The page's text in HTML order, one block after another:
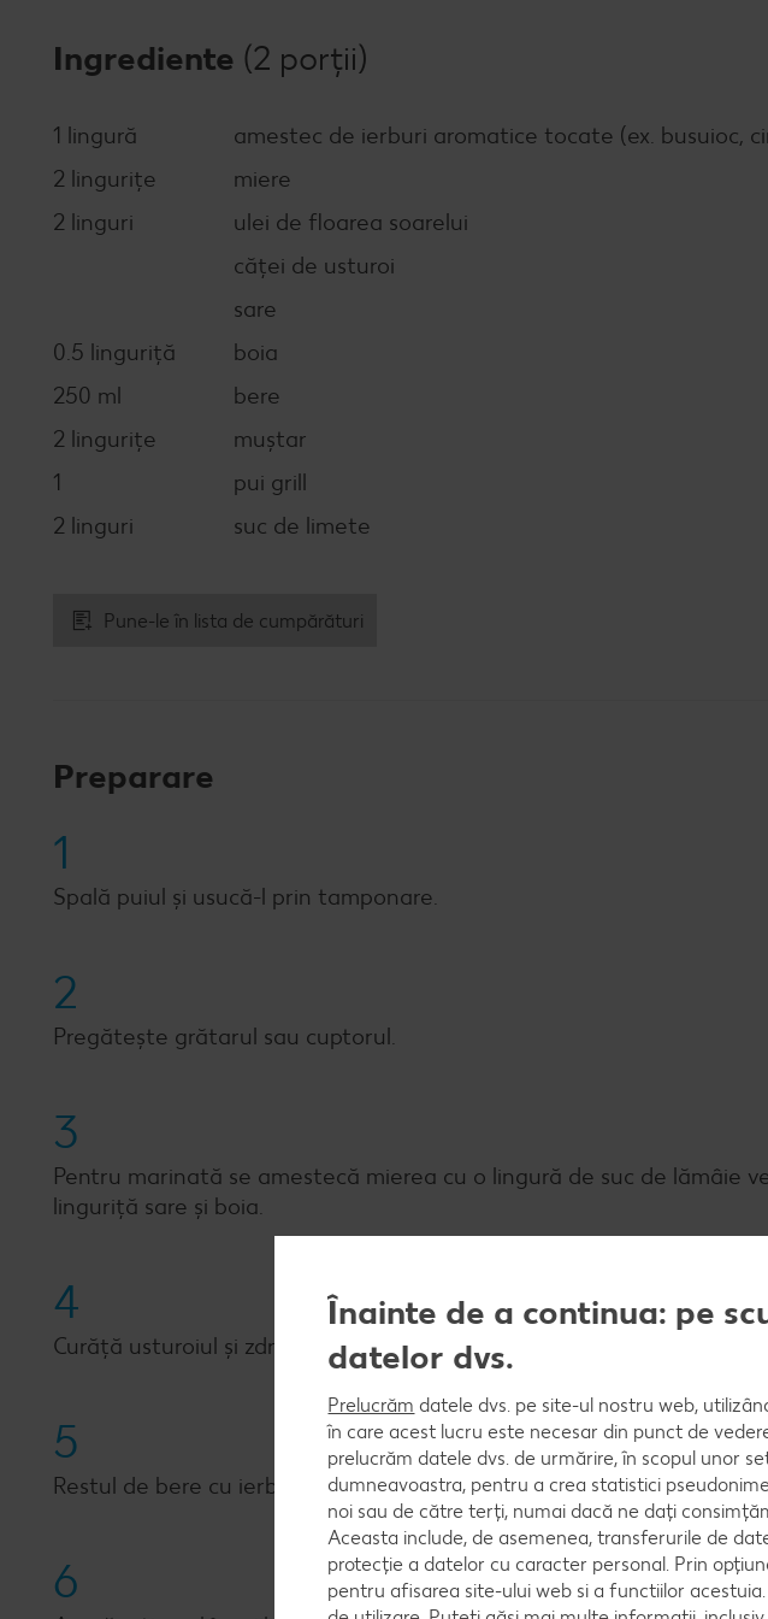
Ingrediente (2 porții)
1 lingură
amestec de ierburi aromatice tocate (ex. busuioc,
2 lingurițe
miere
2 linguri
ulei de floarea soarelui
căței de usturoi
sare
0.5 linguriță
boia
250 ml
bere
2 lingurițe
muștar
1
pui grill
2 linguri
suc de limete
Pune-le în lista de cumpărături
Preparare
1
Spală puiul și usucă-l prin tamponare.
2
Pregătește grătarul sau cuptorul.
3
Pentru marinată se amestecă mierea cu o lingură de suc de lămâie
linguriță sare și boia.
4
Curăță usturoiul și zdrobește-l.
5
Restul de bere cu ierburile și usturoiul se toarnă într-o tavă. Pune
6
Înainte de a continua: pe
datelor dvs.
Prelucrăm datele dvs. pe site-ul nostru web,
în care acest lucru este necesar din punct de
prelucrăm datele dvs. de urmărire, în scopul unor
dumneavoastra, pentru a crea statistici
noi sau de către terți, numai dacă ne dați
Aceasta include, de asemenea, transferurile de
protecție a datelor cu caracter personal. Prin
pentru afisarea site-ului web si a functiilor